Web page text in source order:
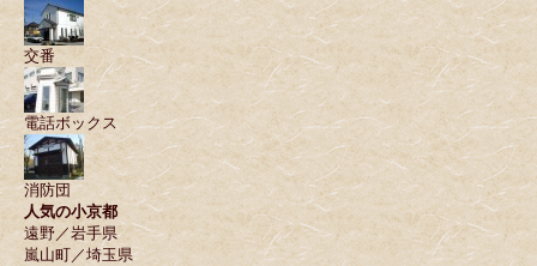
交番
電話ボックス
消防団
人気の小京都
遠野／岩手県
嵐山町／埼玉県